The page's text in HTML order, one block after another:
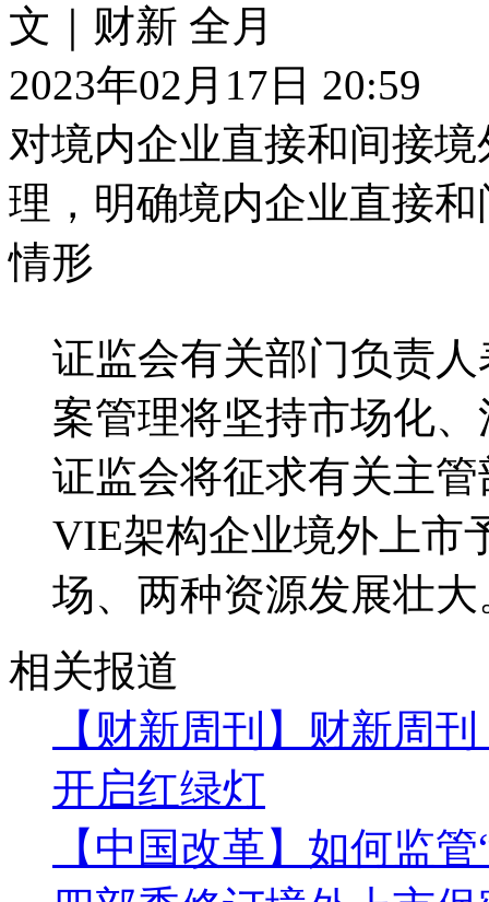
文｜财新 全月
2023年02月17日 20:59
对境内企业直接和间接
理，明确境内企业直接
情形
证监会有关部门负责
案管理将坚持市场化
证监会将征求有关主
VIE架构企业境外上市
场、两种资源发展壮
相关报道
【财新周刊】财新周
开启红绿灯
【中国改革】如何监